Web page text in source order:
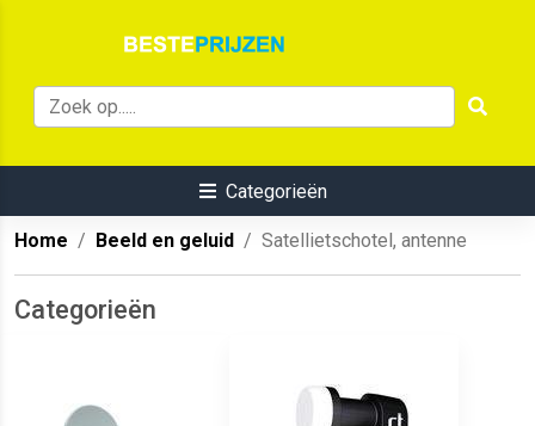
Categorieën
Home Beeld en geluid Satellietschotel, antenne
Categorieën